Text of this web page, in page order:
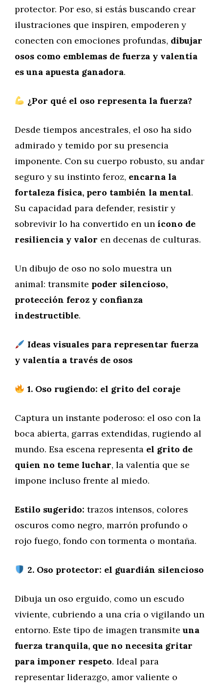
protector. Por eso, si estás buscando crear
ilustraciones que inspiren, empoderen y
conecten con emociones profundas, dibujar
osos como emblemas de fuerza y valentía
es una apuesta ganadora.
¿Por qué el oso representa la fuerza?
Desde tiempos ancestrales, el oso ha sido
admirado y temido por su presencia
imponente. Con su cuerpo robusto, su andar
seguro y su instinto feroz, encarna la
fortaleza física, pero también la mental.
Su capacidad para defender, resistir y
sobrevivir lo ha convertido en un ícono de
resiliencia y valor en decenas de culturas.
Un dibujo de oso no solo muestra un
animal: transmite poder silencioso,
protección feroz y confianza
indestructible.
Ideas visuales para representar fuerza
y valentía a través de osos
1. Oso rugiendo: el grito del coraje
Captura un instante poderoso: el oso con la
boca abierta, garras extendidas, rugiendo al
mundo. Esa escena representa el grito de
quien no teme luchar, la valentía que se
impone incluso frente al miedo.
Estilo sugerido: trazos intensos, colores
oscuros como negro, marrón profundo o
rojo fuego, fondo con tormenta o montaña.
2. Oso protector: el guardián silencioso
Dibuja un oso erguido, como un escudo
viviente, cubriendo a una cría o vigilando un
entorno. Este tipo de imagen transmiteuna
fuerza tranquila, que no necesita gritar
para imponer respeto. Ideal para
representar liderazgo, amor valiente o